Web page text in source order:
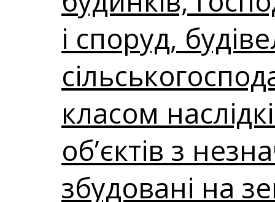
і споруд,
класом
об’єктів з
збудовані на